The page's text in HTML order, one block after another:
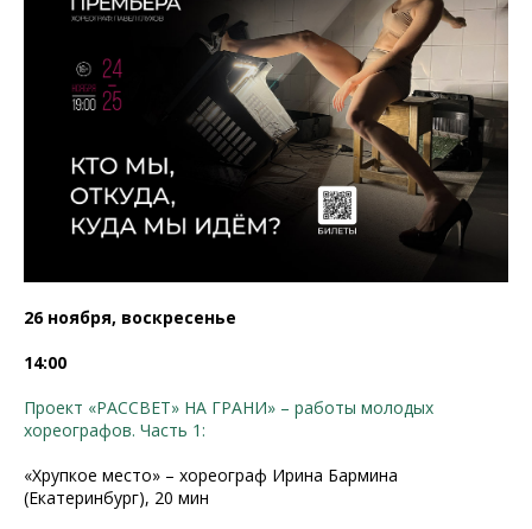
26 ноября, воскресенье
14:00
Проект «РАССВЕТ» НА ГРАНИ» – работы молодых
хореографов. Часть 1:
«Хрупкое место» – хореограф Ирина Бармина
(Екатеринбург), 20 мин